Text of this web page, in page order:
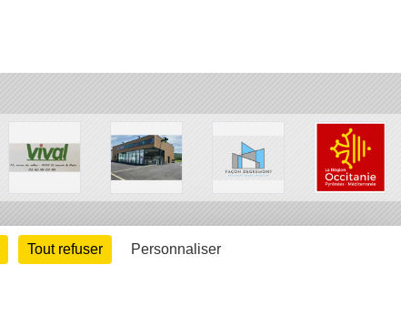
Tout refuser Personnaliser